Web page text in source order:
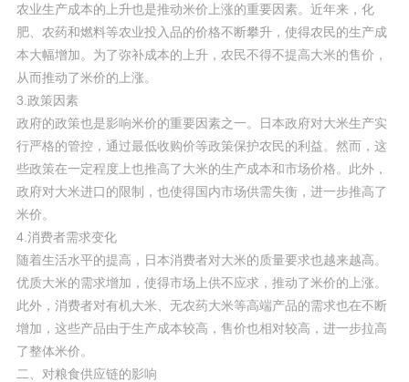
农业生产成本的上升也是推动米价上涨的重要因素。近年来，化
肥、农药和燃料等农业投入品的价格不断攀升，使得农民的生产成
本大幅增加。为了弥补成本的上升，农民不得不提高大米的售价，
从而推动了米价的上涨。
3.政策因素
政府的政策也是影响米价的重要因素之一。日本政府对大米生产实
行严格的管控，通过最低收购价等政策保护农民的利益。然而，这
些政策在一定程度上也推高了大米的生产成本和市场价格。此外，
政府对大米进口的限制，也使得国内市场供需失衡，进一步推高了
米价。
4.消费者需求变化
随着生活水平的提高，日本消费者对大米的质量要求也越来越高。
优质大米的需求增加，使得市场上供不应求，推动了米价的上涨。
此外，消费者对有机大米、无农药大米等高端产品的需求也在不断
增加，这些产品由于生产成本较高，售价也相对较高，进一步拉高
了整体米价。
二、对粮食供应链的影响